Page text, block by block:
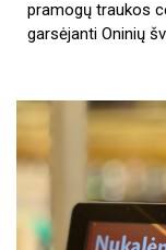
pramogų traukos
garsėjanti Oninių